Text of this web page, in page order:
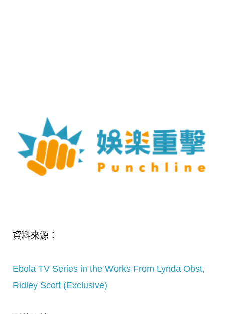
資料來源：
Ebola TV Series in the Works From Lynda Obst,
Ridley Scott (Exclusive)